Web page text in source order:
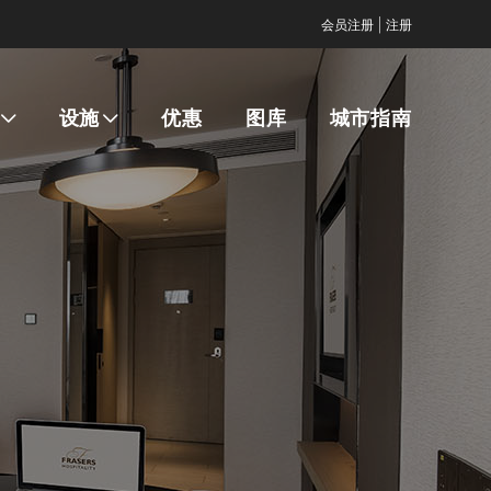
会员注册 注册
设施 优惠 图库 城市指南